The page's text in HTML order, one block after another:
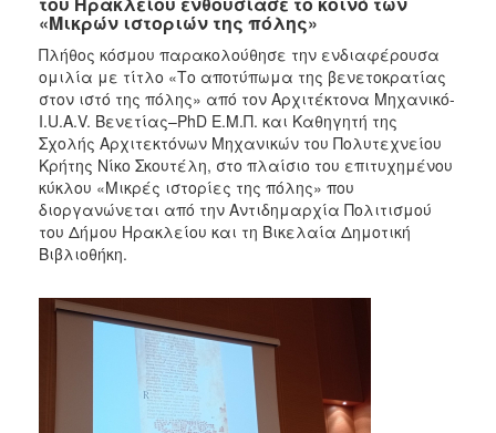
2022
2020
2019
2018
2017
2016
2015
2013
2012
«Μικρών ιστοριών της πόλης»
Πλήθος κόσμου παρακολούθησε την ενδιαφέρουσα
ομιλία με τίτλο «Το αποτύπωμα της βενετοκρατίας
στον ιστό της πόλης» από τον Αρχιτέκτονα Μηχανικό-
Ι.U.A.V. Βενετίας–PhD E.M.Π. και Καθηγητή της
Σχολής Αρχιτεκτόνων Μηχανικών του Πολυτεχνείου
Κρήτης Νίκο Σκουτέλη, στο πλαίσιο του επιτυχημένου
κύκλου «Μικρές ιστορίες της πόλης» που
διοργανώνεται από την Αντιδημαρχία Πολιτισμού
του Δήμου Ηρακλείου και τη Βικελαία Δημοτική
Βιβλιοθήκη.